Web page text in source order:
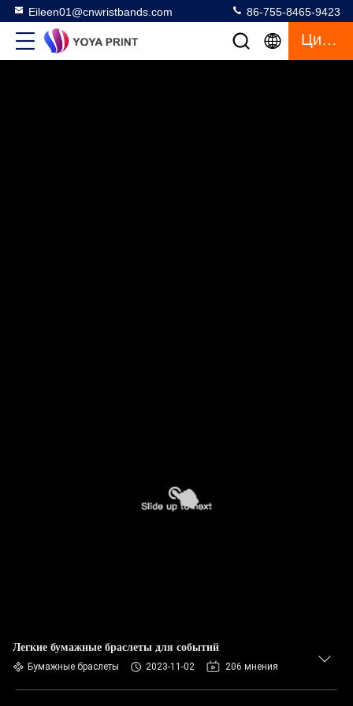
Eileen01@cnwristbands.com 86-755-8465-9423
Цитата
Легкие бумажные браслеты для событий
Бумажные браслеты 2023-11-02 206 мнения